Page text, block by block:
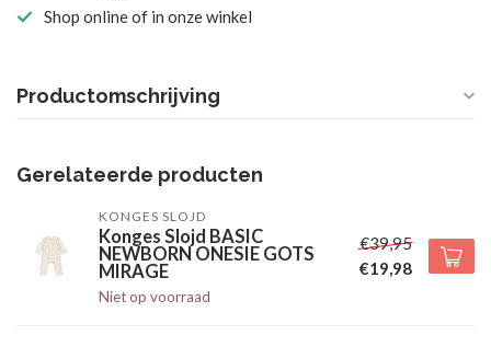
Shop online of in onze winkel
Productomschrijving
Gerelateerde producten
KONGES SLOJD
Konges Slojd BASIC
NEWBORN ONESIE GOTS
MIRAGE
Niet op voorraad
€39,95
€19,98